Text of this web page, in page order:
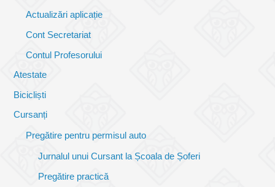
Actualizări aplicație
Cont Secretariat
Contul Profesorului
Atestate
Bicicliști
Cursanți
Pregătire pentru permisul auto
Jurnalul unui Cursant la Școala de Șoferi
Pregătire practică